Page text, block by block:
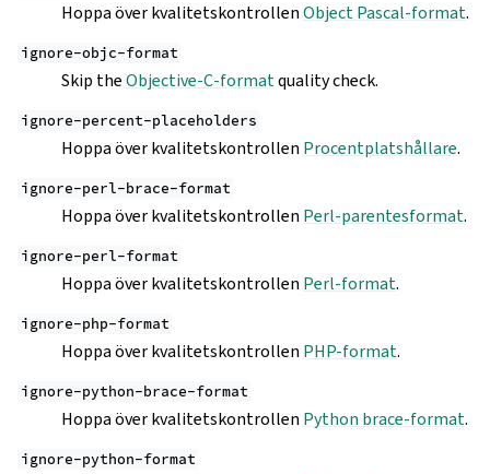
Hoppa över kvalitetskontrollenObject Pascal-format.
ignore-objc-format
Skip theObjective-C-formatquality check.
ignore-percent-placeholders
Hoppa över kvalitetskontrollen Procentplatshållare.
ignore-perl-brace-format
Hoppa över kvalitetskontrollen Perl-parentesformat.
ignore-perl-format
Hoppa över kvalitetskontrollen Perl-format.
ignore-php-format
Hoppa över kvalitetskontrollen PHP-format.
ignore-python-brace-format
Hoppa över kvalitetskontrollen Python brace-format.
ignore-python-format